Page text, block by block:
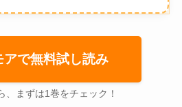
アで無料試し読み
まずは1巻をチェック！